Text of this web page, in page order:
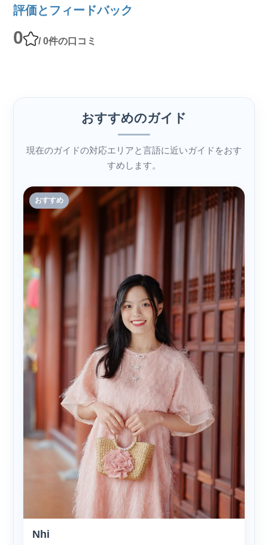
評価とフィードバック
0 / 0件の口コミ
おすすめのガイド
現在のガイドの対応エリアと言語に近いガイドをおす
すめします。
おすすめ
Nhi